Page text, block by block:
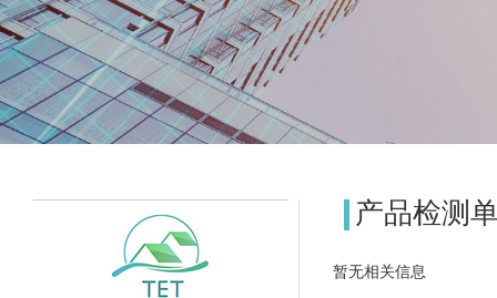
产品检测
暂无相关信息